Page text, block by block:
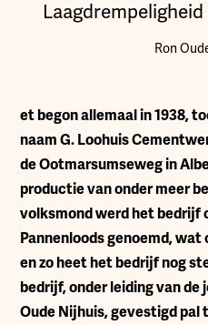
Ron
et begon allemaal in 1938,
naam G. Loohuis
de Ootmarsumseweg in
productie van onder meer
volksmond werd het bedrijf
Pannenloods genoemd,
en zo heet het bedrijf nog
bedrijf, onder leiding van de
Oude Nijhuis, gevestigd pal